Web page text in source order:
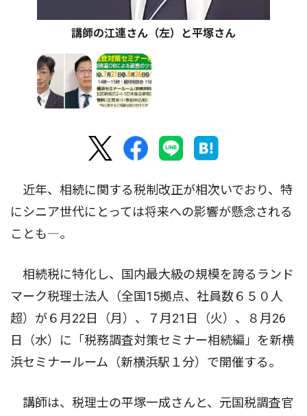
講師の江連さん（左）と平塚さん
近年、相続に関する税制改正が相次いでおり、特
にシニア世代にとっては将来への影響が懸念される
ことも―。
相続税に特化し、国内最大級の規模を誇るランド
マーク税理士法人（全国15拠点、社員数６５０人
超）が６月22日（月）、７月21日（火）、８月26
日（水）に「税務調査対策セミナー相続編」を新横
浜セミナールーム（新横浜駅１分）で開催する。
講師は、税理士の平塚一成さんと、元国税調査官